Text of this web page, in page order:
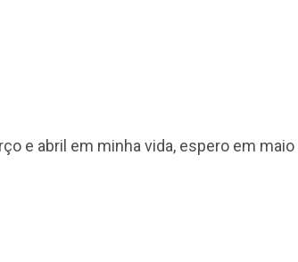
e abril em minha vida, espero em